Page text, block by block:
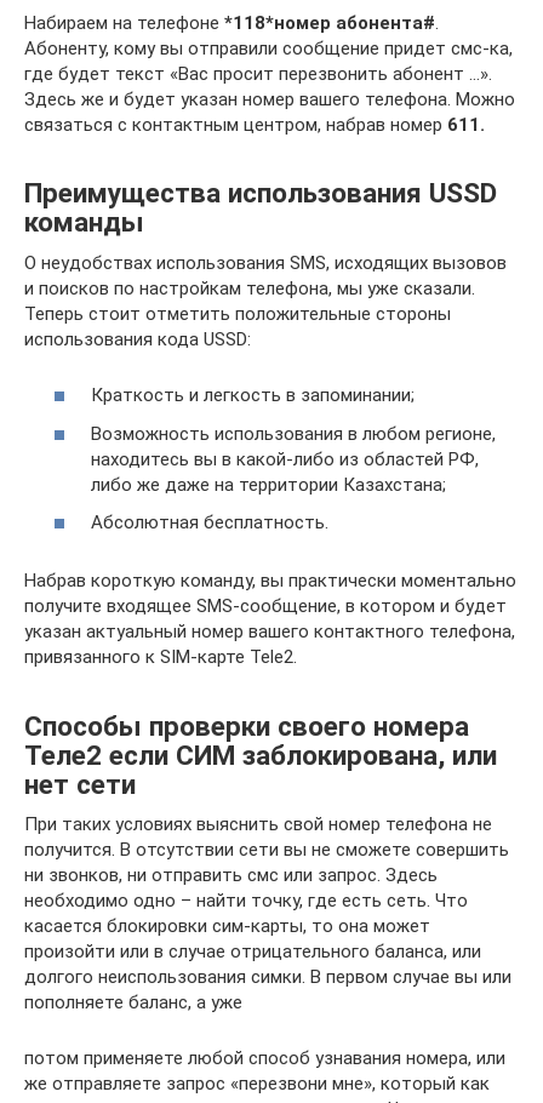
Набираем на телефоне *118*номер абонента#
Абоненту, кому вы отправили сообщение придет смс-ка,
где будет текст «Вас просит перезвонить абонент …».
Здесь же и будет указан номер вашего телефона. Можно
связаться с контактным центром, набрав номер 611.
Преимущества использования USSD
команды
О неудобствах использования SMS, исходящих вызовов
и поисков по настройкам телефона, мы уже сказали.
Теперь стоит отметить положительные стороны
использования кода USSD:
Краткость и легкость в запоминании;
Возможность использования в любом регионе,
находитесь вы в какой-либо из областей РФ,
либо же даже на территории Казахстана;
Абсолютная бесплатность.
Набрав короткую команду, вы практически моментально
получите входящее SMS-сообщение, в котором и будет
указан актуальный номер вашего контактного телефона,
привязанного к SIM-карте Tele2.
Способы проверки своего номера
Теле2 если СИМ заблокирована, или
нет сети
При таких условиях выяснить свой номер телефона не
получится. В отсутствии сети вы не сможете совершить
ни звонков, ни отправить смс или запрос. Здесь
необходимо одно – найти точку, где есть сеть. Что
касается блокировки сим-карты, то она может
произойти или в случае отрицательного баланса, или
долгого неиспользования симки. В первом случае вы или
пополняете баланс, а уже
потом применяете любой способ узнавания номера, или
же отправляете запрос «перезвони мне», который как